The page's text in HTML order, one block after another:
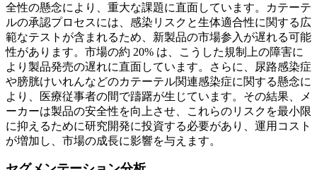
全性の懸念により、重大な課題に直面しています。カテーテ
ルの承認プロセスには、感染リスクと生体適合性に関する広
範なテストが含まれるため、新製品の市場参入が遅れる可能
性があります。市場の約 20% は、こうした規制上の障害に
より製品発売の遅れに直面しています。さらに、尿路感染症
や膀胱けいれんなどのカテーテル関連感染症に関する懸念に
より、医療従事者の間で躊躇が生じています。その結果、メ
ーカーは製品の安全性を向上させ、これらのリスクを最小限
に抑えるために研究開発に投資する必要があり、運用コスト
が増加し、市場の成長に影響を与えます。